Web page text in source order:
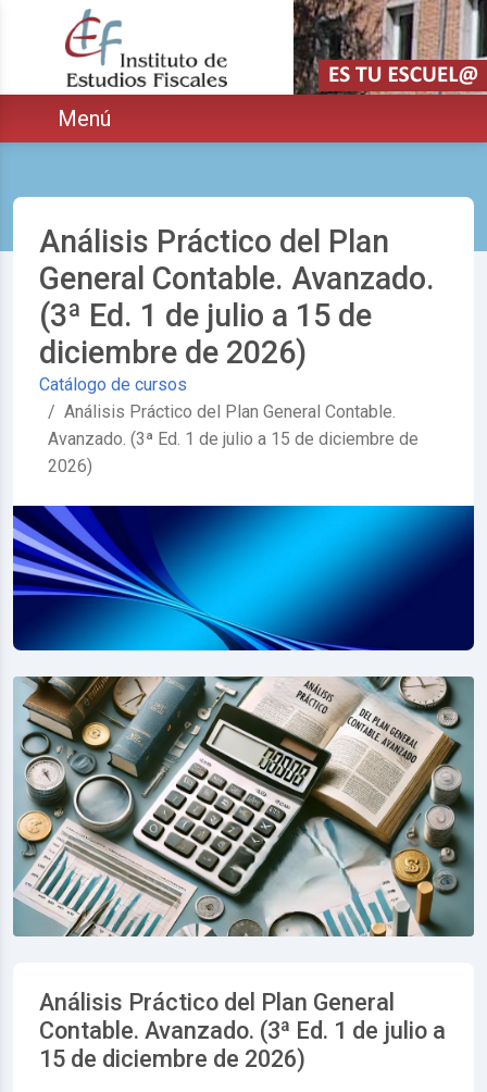
Saltar navegación. Ir directamente al contenido principal
Menú
Análisis Práctico del Plan
General Contable. Avanzado.
(3ª Ed. 1 de julio a 15 de
diciembre de 2026)
Catálogo de cursos
Análisis Práctico del Plan General Contable.
Avanzado. (3ª Ed. 1 de julio a 15 de diciembre de
2026)
Análisis Práctico del Plan General
Contable. Avanzado. (3ª Ed. 1 de julio a
15 de diciembre de 2026)